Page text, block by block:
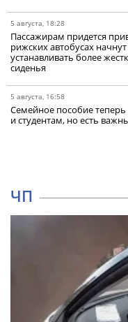
5 августа, 18:28
Пассажирам придется
рижских автобусах начнут
устанавливать более
сиденья
5 августа, 16:58
Семейное пособие
и студентам, но есть
ЧП